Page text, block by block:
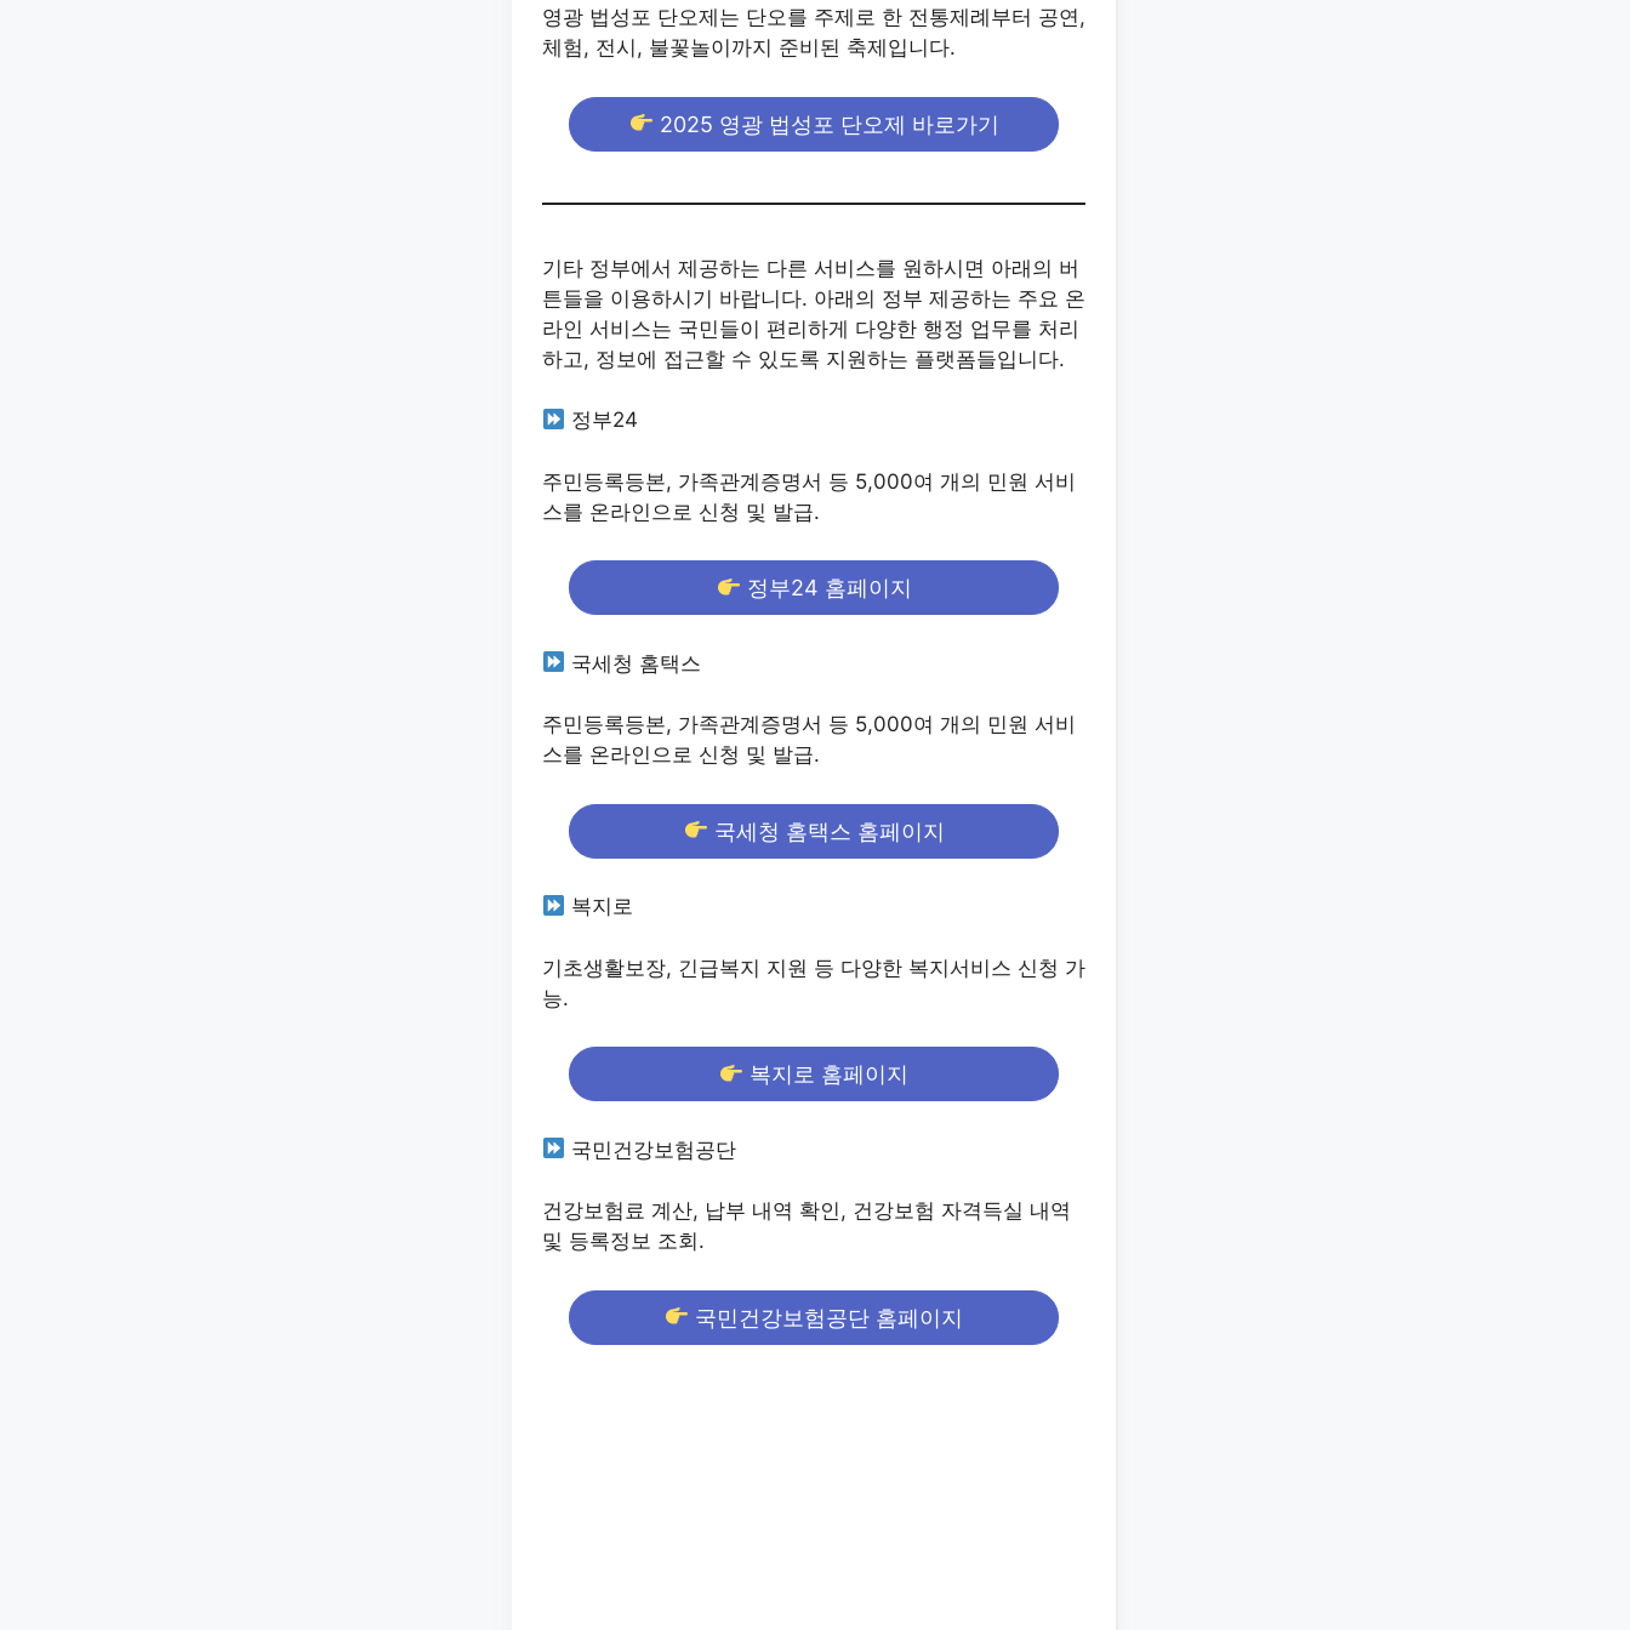
영광 법성포 단오제는 단오를 주제로 한 전통제례부터 공연,
체험, 전시, 불꽃놀이까지 준비된 축제입니다.
2025 영광 법성포 단오제 바로가기
기타 정부에서 제공하는 다른 서비스를 원하시면 아래의 버
튼들을 이용하시기 바랍니다. 아래의 정부 제공하는 주요 온
라인 서비스는 국민들이 편리하게 다양한 행정 업무를 처리
하고, 정보에 접근할 수 있도록 지원하는 플랫폼들입니다.
정부24
주민등록등본, 가족관계증명서 등 5,000여 개의 민원 서비
스를 온라인으로 신청 및 발급.
정부24 홈페이지
국세청 홈택스
주민등록등본, 가족관계증명서 등 5,000여 개의 민원 서비
스를 온라인으로 신청 및 발급.
국세청 홈택스 홈페이지
복지로
기초생활보장, 긴급복지 지원 등 다양한 복지서비스 신청 가
능.
복지로 홈페이지
국민건강보험공단
건강보험료 계산, 납부 내역 확인, 건강보험 자격득실 내역
및 등록정보 조회.
국민건강보험공단 홈페이지